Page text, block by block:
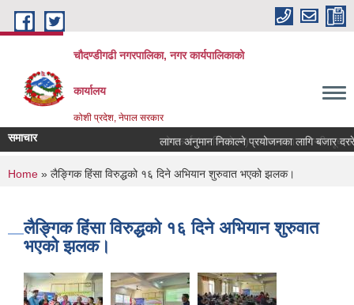
Skip to main content
चौदण्डीगढी नगरपालिका, नगर कार्यपालिकाको
कार्यालय
कोशी प्रदेश, नेपाल सरकार
समाचार लागत अनुमान निकाल्ने प्रयोजनका लागि बजार दररेट
खोपकर्ता (भ्याक्सिनेटर) आवश्यकता सम्वन्धी सूचना।
You are here
Home » लैङ्गिक हिंसा विरुद्धको १६ दिने अभियान शुरुवात भएको झलक।
लैङ्गिक हिंसा विरुद्धको १६ दिने अभियान शुरुवात
भएको झलक।